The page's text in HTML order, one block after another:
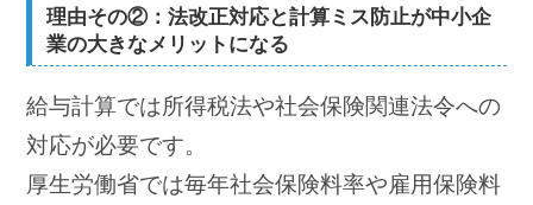
理由その②：法改正対応と計算ミス防止が中小企
業の大きなメリットになる
給与計算では所得税法や社会保険関連法令への
対応が必要です。
厚生労働省では毎年社会保険料率や雇用保険料